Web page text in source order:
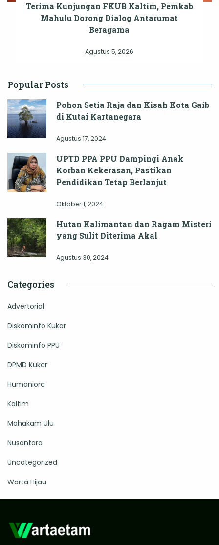
Terima Kunjungan FKUB Kaltim, Pemkab
Mahulu Dorong Dialog Antarumat
Beragama
Agustus 5, 2026
Popular Posts
Pohon Setia Raja dan Kisah Kota Gaib
di Kutai Kartanegara
Agustus 17, 2024
UPTD PPA PPU Dampingi Anak
Korban Kekerasan, Pastikan
Pendidikan Tetap Berlanjut
Oktober 1, 2024
Hutan Kalimantan dan Ragam Misteri
yang Sulit Diterima Akal
Agustus 30, 2024
Categories
Advertorial
Diskominfo Kukar
Diskominfo PPU
DPMD Kukar
Humaniora
Kaltim
Mahakam Ulu
Nusantara
Uncategorized
Warta Hijau